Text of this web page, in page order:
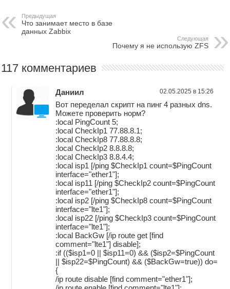
Предыдущая
Что занимает место в базе
данных Zabbix
Следующая
Почему я не использую ZFS
117 комментариев
Даниил 02.05.2025 в 15:26
Вот переделал скрипт на пинг 4 разных dns.
Можете проверить норм?
:local PingCount 5;
:local CheckIp1 77.88.8.1;
:local CheckIp8 77.88.8.8;
:local CheckIp2 8.8.8.8;
:local CheckIp3 8.8.4.4;
:local isp1 [/ping $CheckIp1 count=$PingCount
interface="ether1"];
:local isp11 [/ping $CheckIp2 count=$PingCount
interface="ether1"];
:local isp2 [/ping $CheckIp8 count=$PingCount
interface="lte1"];
:local isp22 [/ping $CheckIp3 count=$PingCount
interface="lte1"];
:local BackGw [/ip route get [find
comment="lte1"] disable];
:if (($isp1=0 || $isp11=0) && ($isp2=$PingCount
|| $isp22=$PingCount) && ($BackGw=true)) do=
{
/ip route disable [find comment="ether1"];